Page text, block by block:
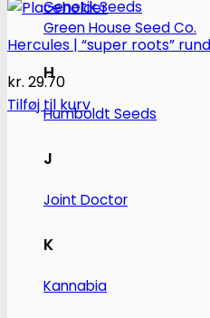
Genetik Seeds
Green House Seed Co.
H
Humboldt Seeds
J
Joint Doctor
K
Kannabia
Hercules | “super roots”
kr. 29.70
Tilføj til kurv